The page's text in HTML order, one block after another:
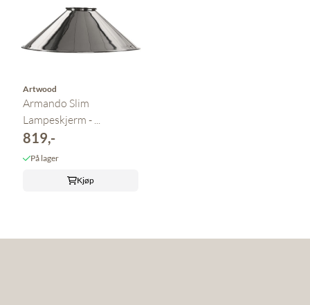
Artwood
Armando Slim
Lampeskjerm - ...
819,-
På lager
Kjøp